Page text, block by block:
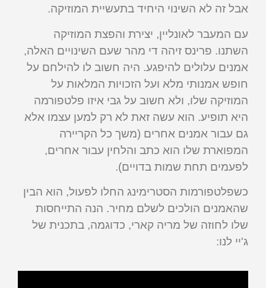
אבל זה לא השינוי היחיד בתעשיית המוזיקה.
עם המעבר לאונליין, יצירת והפצת המוזיקה
השתנו. פרינס זיהה די מהר שעם השינויים האלה,
אמנים עלולים להיפגע. היה חשוב לו להילחם על
חופש אמנותי מלא ועל הזכויות המלאות על
המוזיקה שלו, ולא חשוב על גבי איזו פלטפורמה
היא תופיע. הוא עשה זאת לא רק למען עצמו אלא
גם עבור אמנים אחרים (משך כל הקריירה
המפוארת שלו הוא כתב והלחין עבור אחרים,
לפעמים תחת שמות בדויים).
כשפלטפורמות הסטרימינג החלו לפעול, הוא הבין
שהאמנים הולכים לשלם מחיר. הנה התייחסות
שלו לחוזה של מריה קארי, כדוגמה, בתכנית של
ג'יי לנו: